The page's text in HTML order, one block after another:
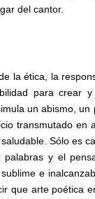
del cantor.
la ética, la
para crear y
un abismo,
transmutado en
Sólo es
y el
e
que arte poética